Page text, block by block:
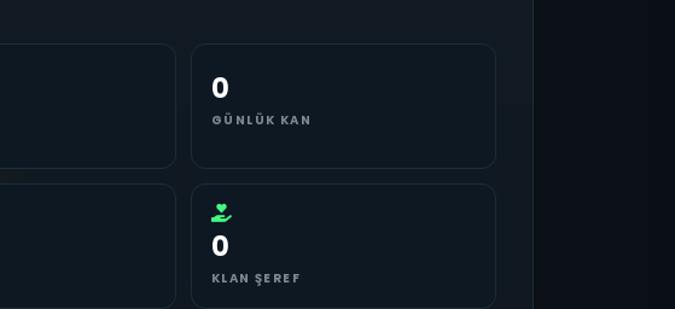
0
GÜNLÜK KAN
0
KLAN ŞEREF